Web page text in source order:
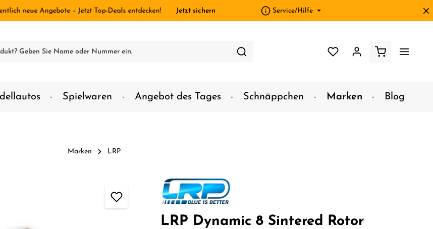
neue Angebote – Jetzt Top-Deals entdecken! Jetzt sichern Service/Hilfe
Spielwaren Angebot des Tages Schnäppchen Marken Blog
Marken LRP
LRP Dynamic 8 Sintered Rotor